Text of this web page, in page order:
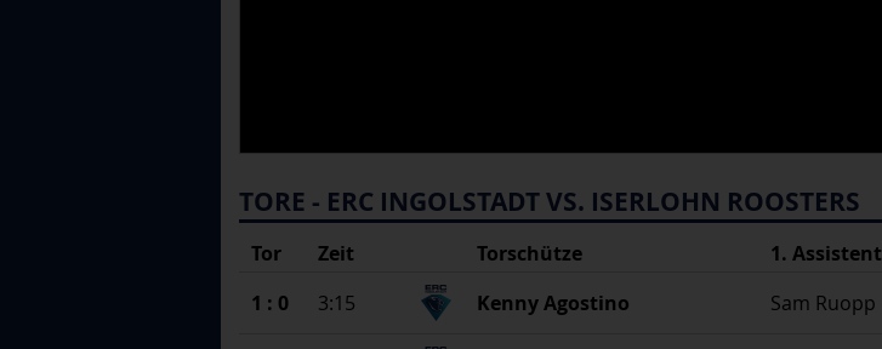
TORE - ERC INGOLSTADT VS. ISERLOHN ROOSTERS
Tor Zeit Torschütze 1. Assistent
1 : 0
3:15 Kenny Agostino Sam Ruopp